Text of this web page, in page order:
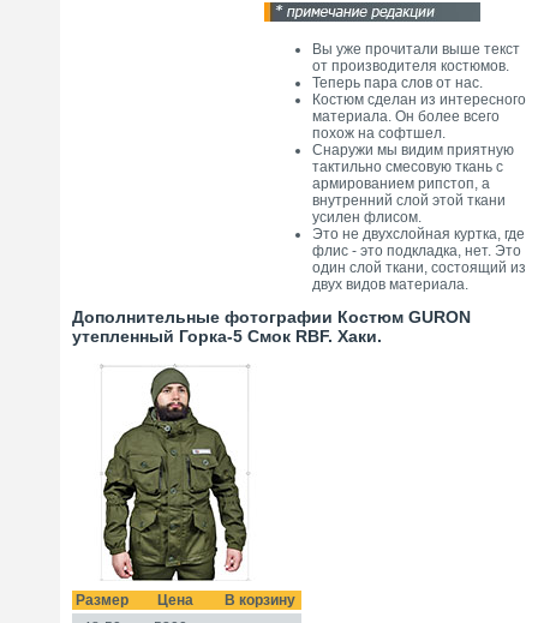
Вы уже прочитали выше текст
от производителя костюмов.
Теперь пара слов от нас.
Костюм сделан из интересного
материала. Он более всего
похож на софтшел.
Снаружи мы видим приятную
тактильно смесовую ткань с
армированием рипстоп, а
внутренний слой этой ткани
усилен флисом.
Это не двухслойная куртка, где
флис - это подкладка, нет. Это
один слой ткани, состоящий из
двух видов материала.
Дополнительные фотографии Костюм GURON
утепленный Горка-5 Смок RBF. Хаки.
Размер Цена
В корзину